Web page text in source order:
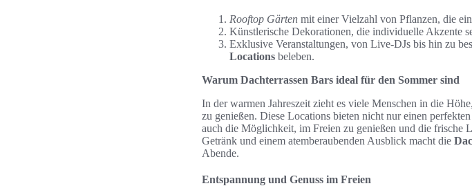
Rooftop Gärten mit einer Vielzahl von Pflanzen, die
Künstlerische Dekorationen, die individuelle Akzente
Exklusive Veranstaltungen, von Live-DJs bis hin zu
Locations beleben.
Warum Dachterrassen Bars ideal für den Sommer sind
In der warmen Jahreszeit zieht es viele Menschen in die
zu genießen. Diese Locations bieten nicht nur einen
auch die Möglichkeit, im Freien zu genießen und die frische
Getränk und einem atemberaubenden Ausblick macht die
Abende.
Entspannung und Genuss im Freien